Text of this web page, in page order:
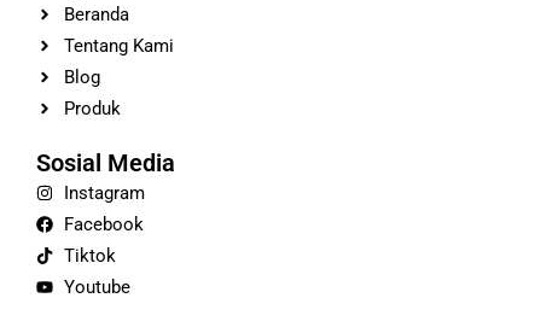
Beranda
Tentang Kami
Blog
Produk
Sosial Media
Instagram
Facebook
Tiktok
Youtube